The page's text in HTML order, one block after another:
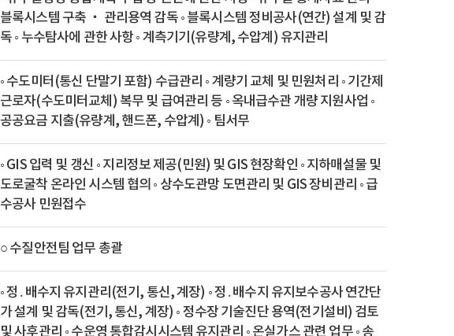
블록시스템 구축 ‧ 관리용역 감독 ◦ 블록시스템 정비공사(연간) 설계 및 감
독 ◦ 누수탐사에 관한 사항 ◦ 계측기기(유량계, 수압계) 유지관리
◦ 수도미터(통신 단말기 포함) 수급관리 ◦ 계량기 교체 및 민원처리 ◦ 기간제
근로자(수도미터교체) 복무 및 급여관리 등 ◦ 옥내급수관 개량 지원사업 ◦
공공요금 지출(유량계, 핸드폰, 수압계) ◦ 팀서무
◦ GIS 입력 및 갱신 ◦ 지리정보 제공(민원) 및 GIS 현장확인 ◦ 지하매설물 및
도로굴착 온라인 시스템 협의 ◦ 상수도관망 도면관리 및 GIS 장비관리 ◦ 급
수공사 민원접수
○ 수질안전팀 업무 총괄
◦ 정․배수지 유지관리(전기, 통신, 계장) ◦ 정․배수지 유지보수공사 연간단
가 설계 및 감독(전기, 통신, 계장) ◦ 정수장 기술진단 용역(전기설비) 검토
및 사후관리 ◦ 수운영 통합감시시스템 유지관리 ◦ 온실가스 관련 업무 ◦ 송